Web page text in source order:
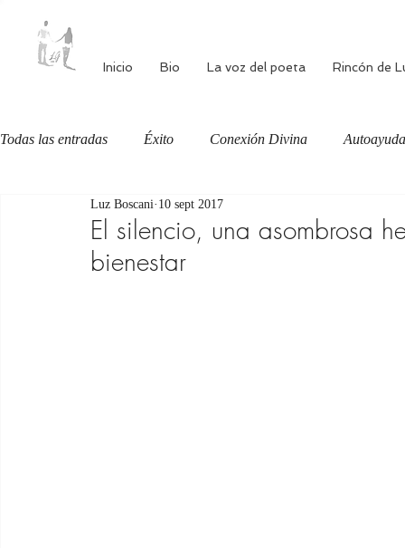
Inicio Bio La voz del poeta Rincón de
Todas las entradas Éxito Conexión Divina Autoayuda
Autoestima Alimentación consciente
El silencio, una asombrosa
bienestar
Luz Boscani 10 sept 2017